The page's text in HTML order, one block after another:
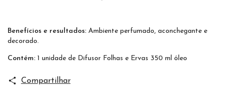
Benefícios e resultados: Ambiente perfumado, aconchegante e
decorado.
Contém: 1 unidade de Difusor Folhas e Ervas 350 ml óleo
Compartilhar